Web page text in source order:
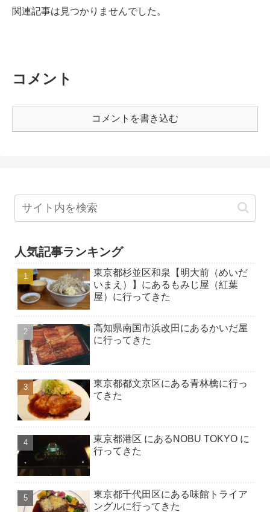
関連記事は見つかりませんでした。
コメント
コメントを書き込む
人気記事ランキング
東京都杉並区和泉【明大前（めいだ
いまえ）】にあるもみじ屋（紅葉
屋）に行ってきた
高知県南国市浜改田にあるかいだ屋
に行ってきた
東京都都文京区にある青林檎に行っ
てきた
東京都港区 にあるNOBU TOKYO に
行ってきた
東京都千代田区にある味館トライア
ングルに行ってきた